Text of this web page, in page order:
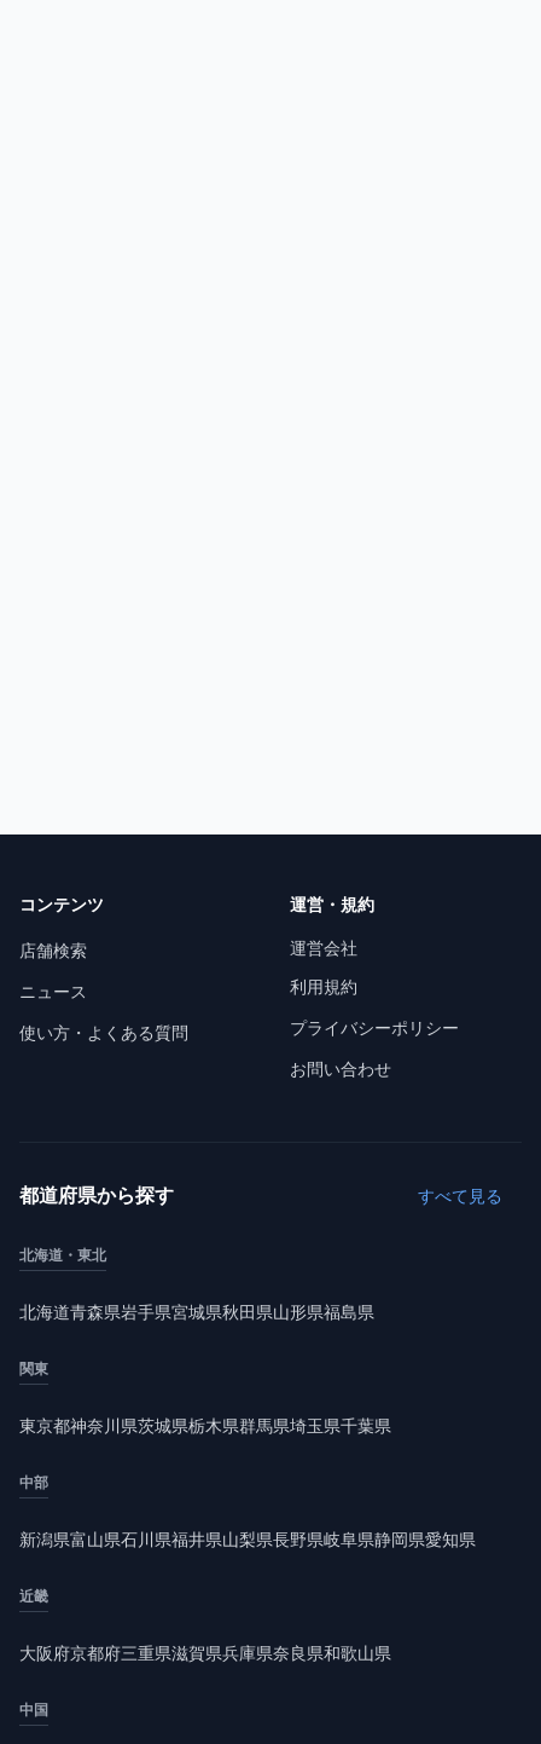
コンテンツ
店舗検索
ニュース
使い方・よくある質問
運営・規約
運営会社
利用規約
プライバシーポリシー
お問い合わせ
都道府県から探す すべて見る
北海道・東北
北海道青森県岩手県宮城県秋田県山形県福島県
関東
東京都神奈川県茨城県栃木県群馬県埼玉県千葉県
中部
新潟県富山県石川県福井県山梨県長野県岐阜県静岡県愛知県
近畿
大阪府京都府三重県滋賀県兵庫県奈良県和歌山県
中国